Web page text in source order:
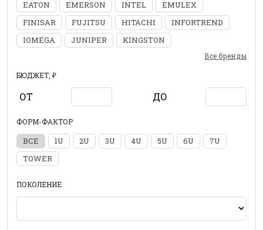
EATON
EMERSON INTEL
EMULEX
FINISAR
FUJITSU HITACHI
INFORTREND
IOMEGA
JUNIPER KINGSTON
Все бренды
БЮДЖЕТ, ₽
ОТ ДО
ФОРМ-ФАКТОР
ВСЕ 1U 2U 3U 4U 5U 6U
7U
TOWER
ПОКОЛЕНИЕ